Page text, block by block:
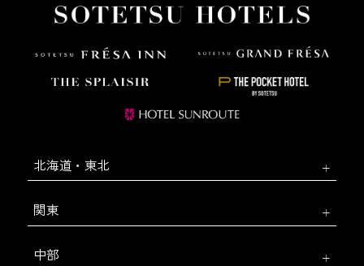
北海道・東北
関東
中部